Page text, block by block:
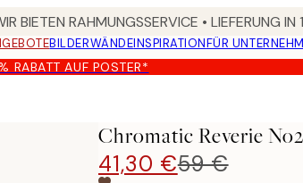
BIETEN RAHMUNGSSERVICE • LIEFERUNG
BILDERWÄNDEINSPIRATIONFÜR
RABATT AUF POSTER*
Chromatic Reverie
41,30 €59 €